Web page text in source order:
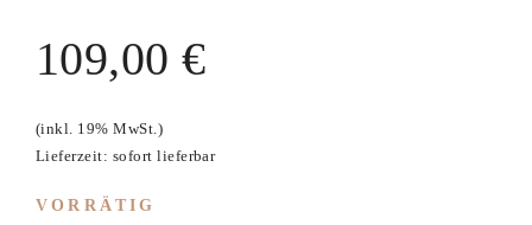
109,00€
(inkl. 19% MwSt.)
Lieferzeit: sofort lieferbar
VORRÄTIG